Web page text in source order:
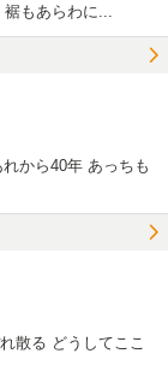
もあらわに...
から40年 あっちも
散る どうしてここ